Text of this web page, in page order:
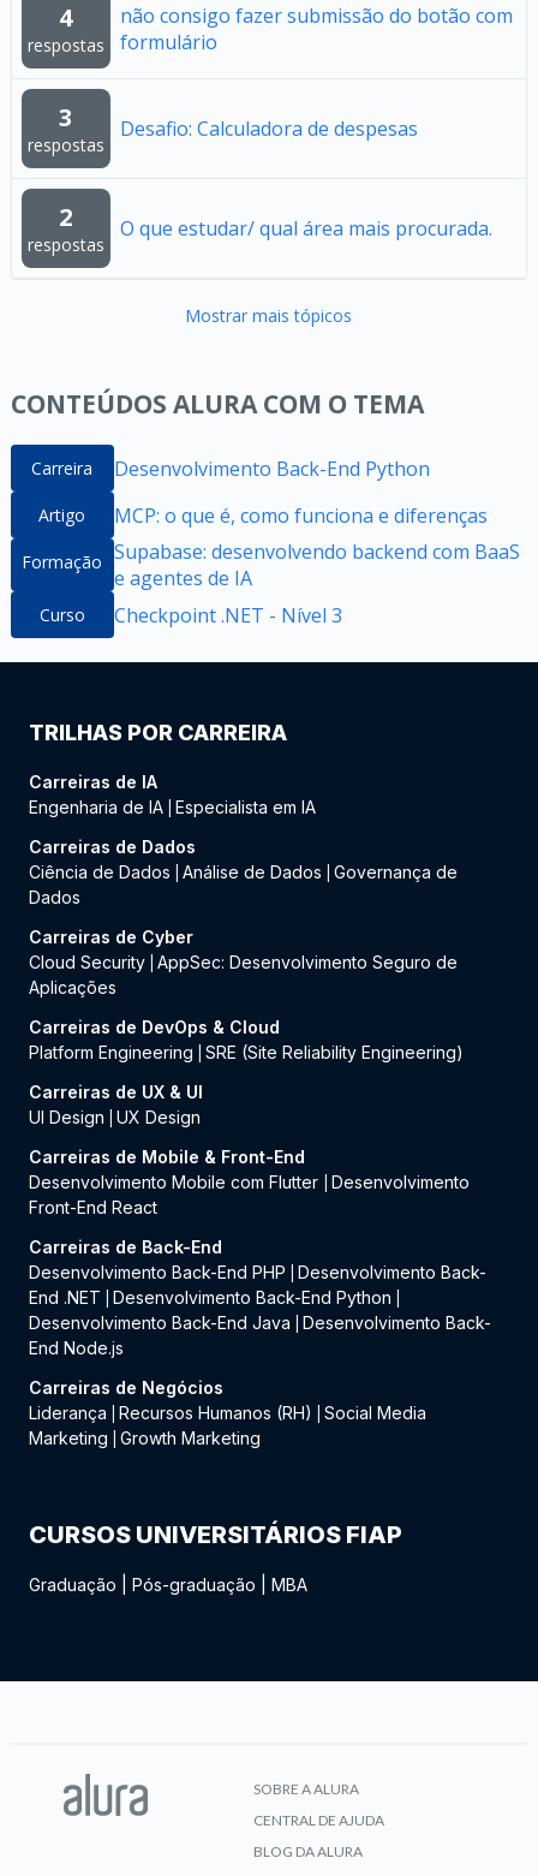
4
respostas
não consigo fazer submissão do botão com
formulário
3
respostas
Desafio: Calculadora de despesas
2
respostas
O que estudar/ qual área mais procurada.
Mostrar mais tópicos
CONTEÚDOS ALURA COM O TEMA
Carreira Desenvolvimento Back-End Python
Artigo MCP: o que é, como funciona e diferenças
Formação Supabase: desenvolvendo backend com BaaS
e agentes de IA
Curso Checkpoint .NET - Nível 3
TRILHAS POR CARREIRA
Carreiras de IA
Engenharia de IA Especialista em IA
Carreiras de Dados
Ciência de Dados
Análise de Dados
Governança de
Dados
Carreiras de Cyber
Cloud Security AppSec: Desenvolvimento Seguro de
Aplicações
Carreiras de DevOps & Cloud
Platform Engineering
SRE (Site Reliability Engineering)
Carreiras de UX & UI
UI Design
UX Design
Carreiras de Mobile & Front-End
Desenvolvimento Mobile com Flutter
Desenvolvimento
Front-End React
Carreiras de Back-End
Desenvolvimento Back-End PHP
Desenvolvimento Back-
End .NET
Desenvolvimento Back-End Python
Desenvolvimento Back-End Java
Desenvolvimento Back-
End Node.js
Carreiras de Negócios
Liderança
Recursos Humanos (RH)
Social Media
Marketing
Growth Marketing
CURSOS UNIVERSITÁRIOS FIAP
Graduação Pós-graduação MBA
SOBRE A ALURA
CENTRAL DE AJUDA
BLOG DA ALURA